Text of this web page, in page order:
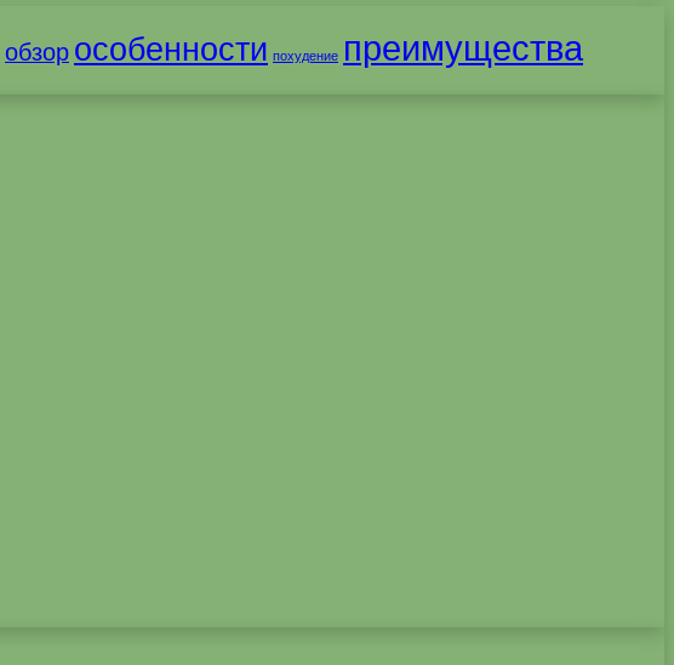
обзор особенности похудение преимущества